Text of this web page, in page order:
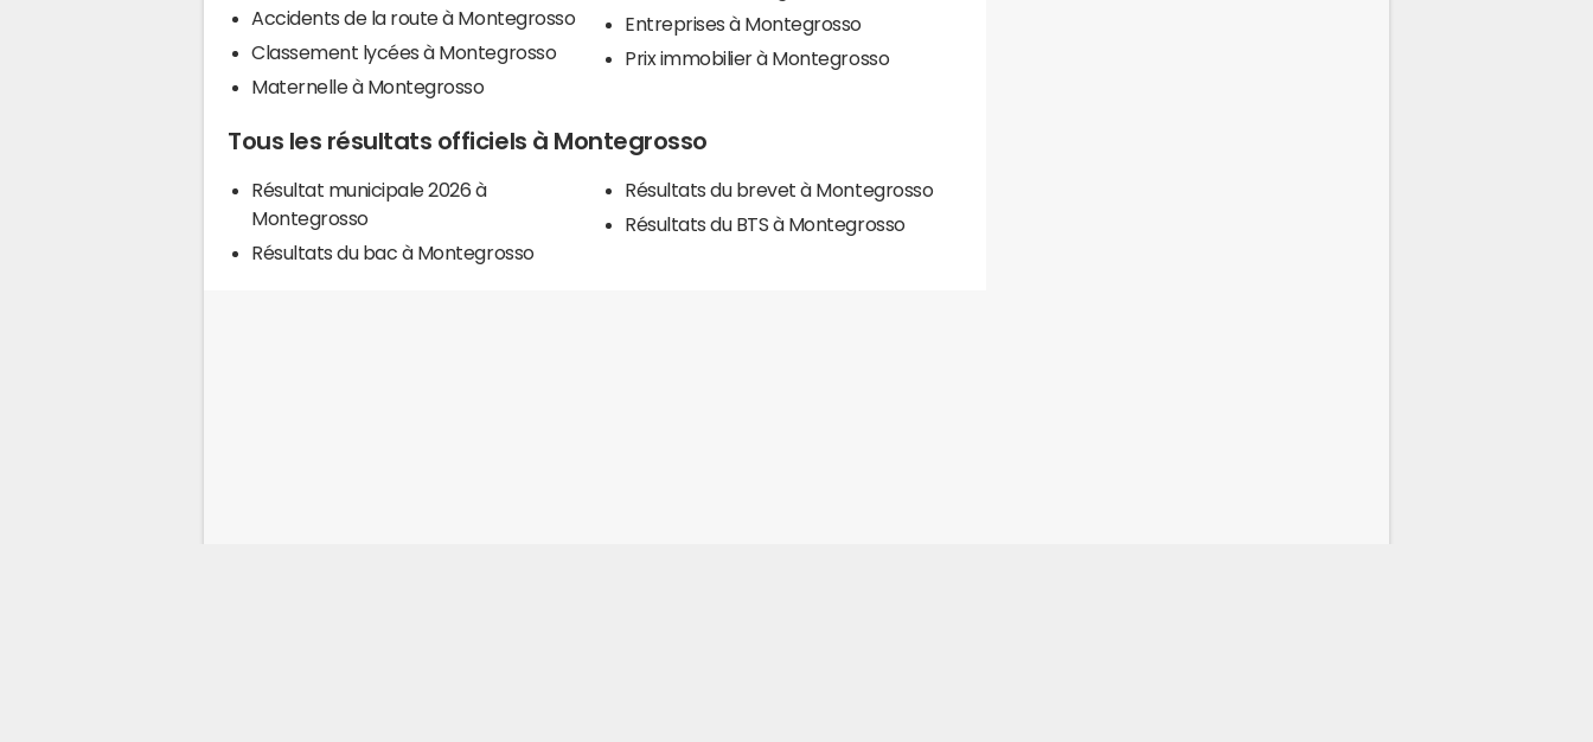
Accidents de la route à Montegrosso
Classement lycées à Montegrosso
Maternelle à Montegrosso
Entreprises à Montegrosso
Prix immobilier à Montegrosso
Tous les résultats officiels à Montegrosso
Résultat municipale 2026 à
Montegrosso
Résultats du bac à Montegrosso
Résultats du brevet à Montegrosso
Résultats du BTS à Montegrosso